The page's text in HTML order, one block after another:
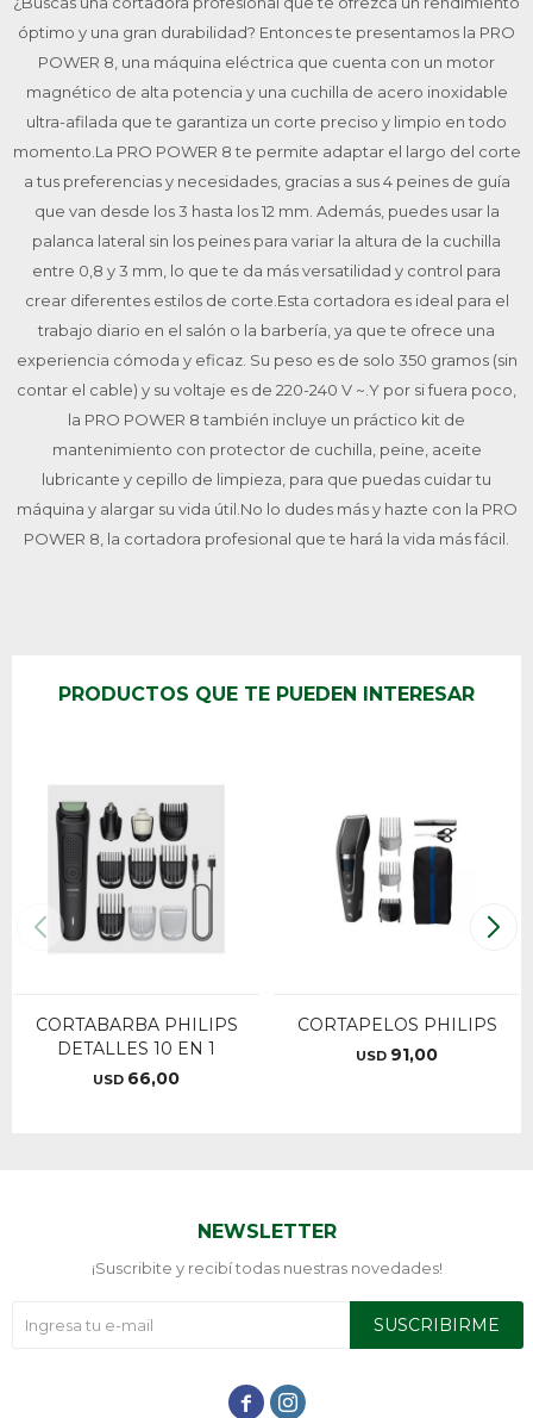
óptimo y una gran durabilidad? Entonces te presentamos la PRO
POWER 8, una máquina eléctrica que cuenta con un motor
magnético de alta potencia y una cuchilla de acero inoxidable
ultra-afilada que te garantiza un corte preciso y limpio en todo
momento.La PRO POWER 8 te permite adaptar el largo del corte
a tus preferencias y necesidades, gracias a sus 4 peines de guía
que van desde los 3 hasta los 12 mm. Además, puedes usar la
palanca lateral sin los peines para variar la altura de la cuchilla
entre 0,8 y 3 mm, lo que te da más versatilidad y control para
crear diferentes estilos de corte.Esta cortadora es ideal para el
trabajo diario en el salón o la barbería, ya que te ofrece una
experiencia cómoda y eficaz. Su peso es de solo 350 gramos (sin
contar el cable) y su voltaje es de 220-240 V ~.Y por si fuera poco,
la PRO POWER 8 también incluye un práctico kit de
mantenimiento con protector de cuchilla, peine, aceite
lubricante y cepillo de limpieza, para que puedas cuidar tu
máquina y alargar su vida útil.No lo dudes más y hazte con la PRO
POWER 8, la cortadora profesional que te hará la vida más fácil.
PRODUCTOS QUE TE PUEDEN INTERESAR
CORTABARBA PHILIPS
DETALLES 10 EN 1
USD 66,00
CORTAPELOS PHILIPS
USD 91,00
NEWSLETTER
¡Suscribite y recibí todas nuestras novedades!
SUSCRIBIRME
 